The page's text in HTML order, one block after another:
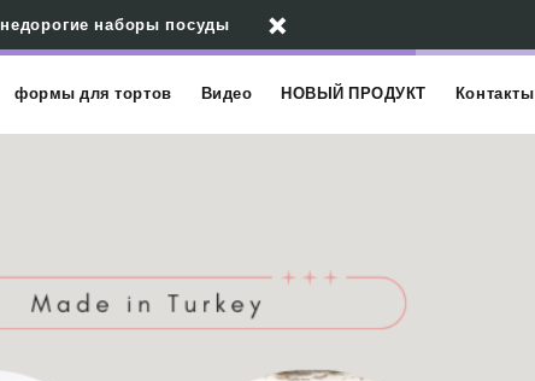
недорогие наборы посуды
формы для тортов Видео НОВЫЙ ПРОДУКТ Контакты